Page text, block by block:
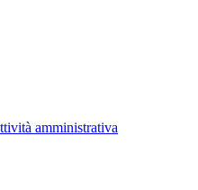
amministrativa